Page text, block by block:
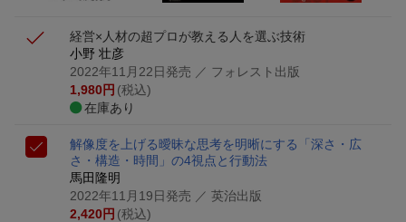
経営×人材の超プロが教える人を選ぶ技術
小野 壮彦
2022年11月22日発売 ／ フォレスト出版
1,980円 (税込)
在庫あり
解像度を上げる曖昧な思考を明晰にする「深さ・広
さ・構造・時間」の4視点と行動法
馬田隆明
2022年11月19日発売 ／ 英治出版
2,420円 (税込)